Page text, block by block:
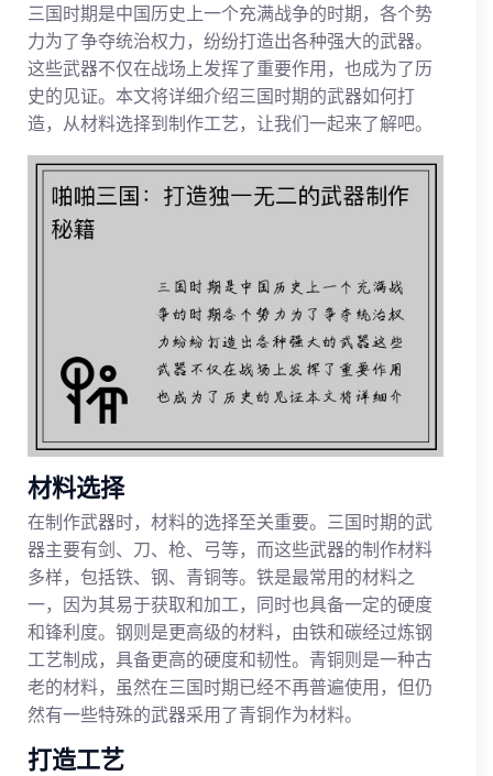
三国时期是中国历史上一个充满战争的时期，各个势
力为了争夺统治权力，纷纷打造出各种强大的武器。
这些武器不仅在战场上发挥了重要作用，也成为了历
史的见证。本文将详细介绍三国时期的武器如何打
造，从材料选择到制作工艺，让我们一起来了解吧。
材料选择
在制作武器时，材料的选择至关重要。三国时期的武
器主要有剑、刀、枪、弓等，而这些武器的制作材料
多样，包括铁、钢、青铜等。铁是最常用的材料之
一，因为其易于获取和加工，同时也具备一定的硬度
和锋利度。钢则是更高级的材料，由铁和碳经过炼钢
工艺制成，具备更高的硬度和韧性。青铜则是一种古
老的材料，虽然在三国时期已经不再普遍使用，但仍
然有一些特殊的武器采用了青铜作为材料。
打造工艺